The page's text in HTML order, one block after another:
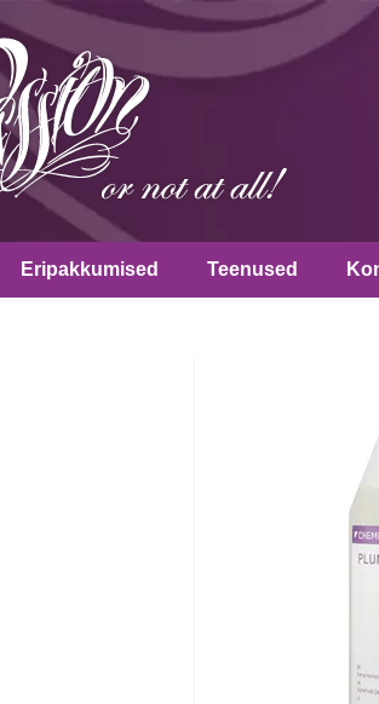
Eripakkumised Teenused